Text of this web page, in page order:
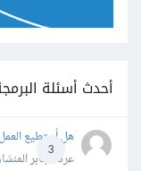
أحدث أسئلة
3
هل أستطيع
عرفه جابر